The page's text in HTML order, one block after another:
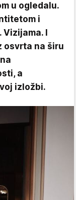
u ogledalu.
i
I
osvrta na širu
a
izložbi.